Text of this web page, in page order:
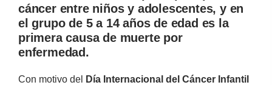
cáncer entre niños y adolescentes, y en
el grupo de 5 a 14 años de edad es la
primera causa de muerte por
enfermedad.
Con motivo del
Día Internacional del Cáncer Infantil